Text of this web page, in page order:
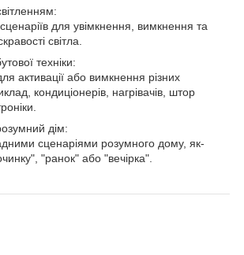
для увімкнення, вимкнення та
світла.
техніки:
активації або вимкнення різних
кондиціонерів, нагрівачів, штор
дім:
сценаріями розумного дому, як-
"ранок" або "вечірка".